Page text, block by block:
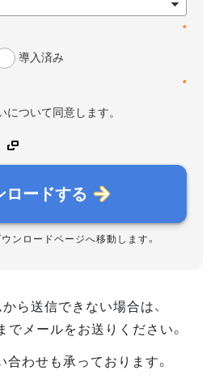
*
導入済み
*
ついて同意します。
ロードする
ンロードページへ移動します。
ら送信できない場合は、
でメールをお送りください。
わせも承っております。